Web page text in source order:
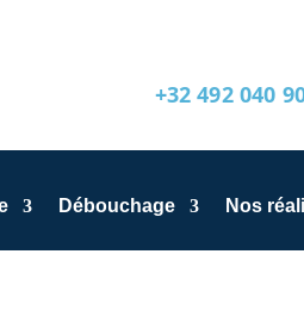
+32 492 040
Débouchage Nos